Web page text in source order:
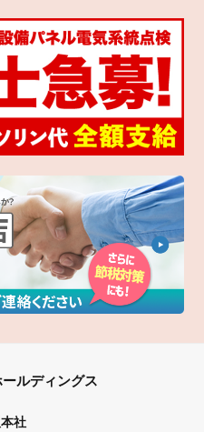
ルディングス
社